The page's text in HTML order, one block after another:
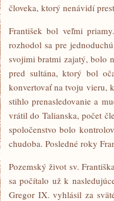
človeka, ktorý nenávidí
František bol veľmi
rozhodol sa pre
svojimi bratmi zajatý, bolo
pred sultána, ktorý bol
konvertovať na tvoju vieru,
stihlo prenasledovanie a
vrátil do Talianska, počet
spoločenstvo bolo
chudoba. Posledné roky
Pozemský život sv.
sa počítalo už k
Gregor IX. vyhlásil za